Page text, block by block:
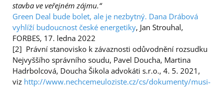
stavba ve veřejném zájmu.“
Green Deal bude bolet, ale je nezbytný. Dana Drábová
vyhlíží budoucnost české energetiky, Jan Strouhal,
FORBES, 17. ledna 2022
[2] Právní stanovisko k závaznosti odůvodnění rozsudku
Nejvyššího správního soudu, Pavel Doucha, Martina
Hadrbolcová, Doucha Šikola advokáti s.r.o., 4. 5. 2021,
viz http://www.nechcemeuloziste.cz/cs/dokumenty/musi-